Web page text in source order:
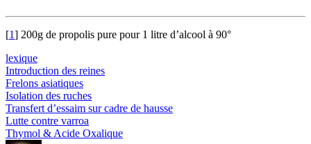
[1] 200g de propolis pure pour 1 litre d’alcool à 90°
lexique
Introduction des reines
Frelons asiatiques
Isolation des ruches
Transfert d’essaim sur cadre de hausse
Lutte contre varroa
Thymol & Acide Oxalique